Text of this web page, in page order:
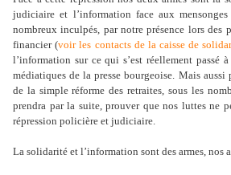
judi­ciaire et l’infor­ma­tion face aux
nom­breux inculpés, par notre pré­sence lors des
finan­cier (voir les contacts de la caisse de
l’infor­ma­tion sur ce qui s’est réel­le­ment passé
média­ti­ques de la presse bour­geoise. Mais
de la simple réforme des retrai­tes, sous les
pren­dra par la suite, prou­ver que nos luttes ne
répres­sion poli­cière et judi­ciaire.
La soli­da­rité et l’infor­ma­tion sont des armes, nos